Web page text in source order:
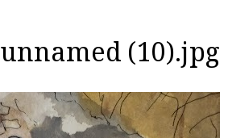
unnamed (10).jpg